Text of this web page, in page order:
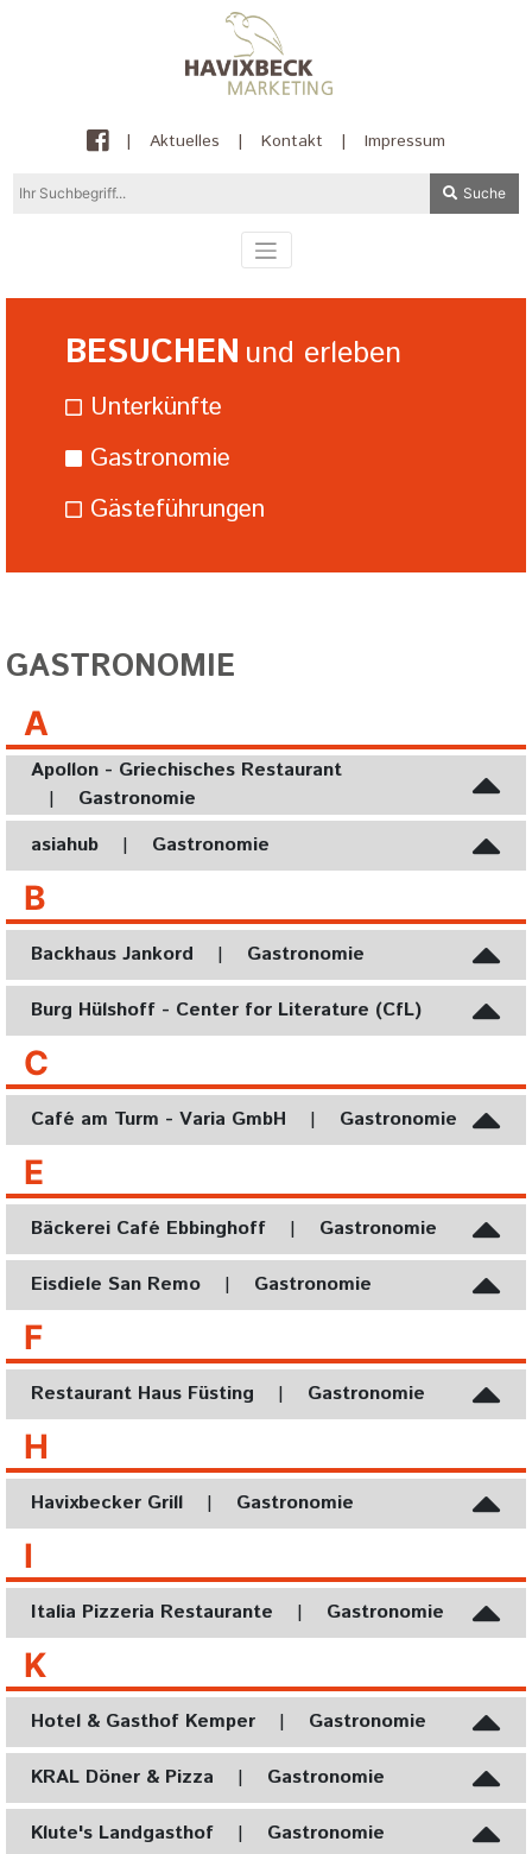
| Aktuelles | Kontakt | Impressum
Suche
BESUCHEN und erleben
Unterkünfte
Gastronomie
Gästeführungen
GASTRONOMIE
A
Apollon - Griechisches Restaurant
|
Gastronomie
asiahub
| Gastronomie
B
Backhaus Jankord | Gastronomie
Burg Hülshoff - Center for Literature (CfL)
C
Café am Turm - Varia GmbH | Gastronomie
E
Bäckerei Café Ebbinghoff | Gastronomie
Eisdiele San Remo | Gastronomie
F
Restaurant Haus Füsting | Gastronomie
H
Havixbecker Grill | Gastronomie
I
Italia Pizzeria Restaurante | Gastronomie
K
Hotel & Gasthof Kemper | Gastronomie
KRAL Döner & Pizza | Gastronomie
Klute's Landgasthof | Gastronomie